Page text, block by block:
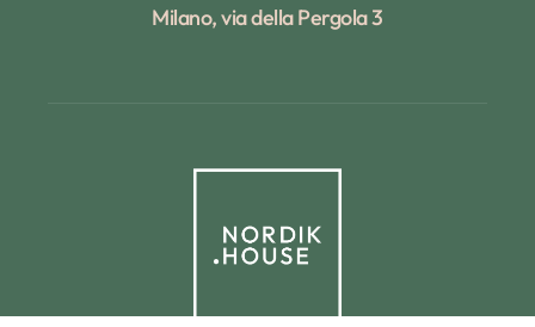
Milano, via della Pergola 3